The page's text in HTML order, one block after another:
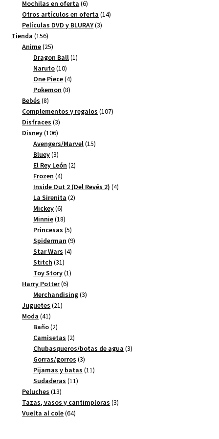
productos
Mochilas en oferta 66
productos
Otros artículos en oferta 1414
Películas DVD y BLURAY 33
Tienda 156156
productos
Anime 2525
productos
Dragon Ball 11
Naruto 1010
productos
One Piece 44
productos
Pokemon 88
Bebés 88
productos
Complementos y regalos 107107
Disfraces 33
Disney 106106
productos
Avengers/Marvel 1515
Bluey 33
productos
El Rey León 22
Frozen 44
productos
Inside Out 2 (Del Revés 2) 44
La Sirenita 22
Mickey 66
productos
Minnie 1818
productos
Princesas 55
productos
Spiderman 99
Star Wars 44
Stitch 3131
productos
Toy Story 11
Harry Potter 66
productos
Merchandising 33
Juguetes 2121
Moda 4141
productos
Baño 22
productos
Camisetas 22
productos
Chubasqueros/botas de agua 33
Gorras/gorros 33
productos
Pijamas y batas 1111
Sudaderas 1111
Peluches 1313
productos
Tazas, vasos y cantimploras 33
Vuelta al cole 6464